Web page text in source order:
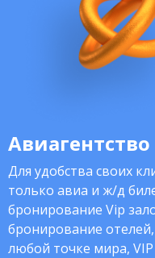
Для удобства своих
только авиа и ж/д
бронирование Vip
бронирование
любой точке мира,